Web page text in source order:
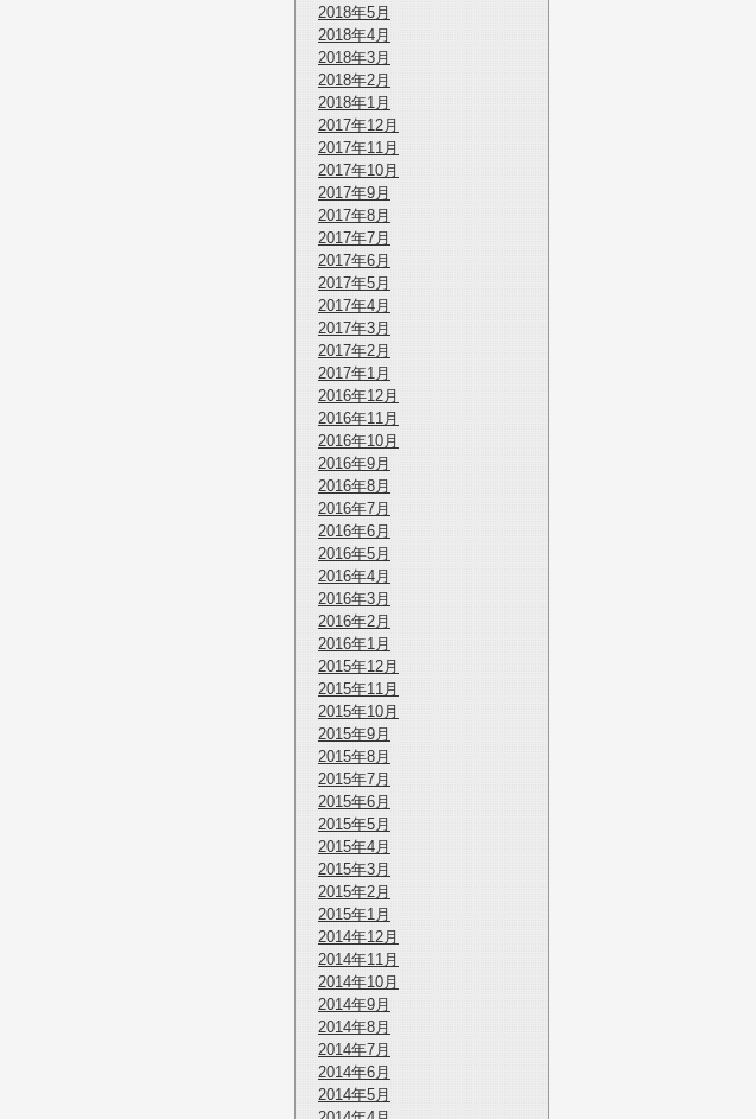
2018年5月
2018年4月
2018年3月
2018年2月
2018年1月
2017年12月
2017年11月
2017年10月
2017年9月
2017年8月
2017年7月
2017年6月
2017年5月
2017年4月
2017年3月
2017年2月
2017年1月
2016年12月
2016年11月
2016年10月
2016年9月
2016年8月
2016年7月
2016年6月
2016年5月
2016年4月
2016年3月
2016年2月
2016年1月
2015年12月
2015年11月
2015年10月
2015年9月
2015年8月
2015年7月
2015年6月
2015年5月
2015年4月
2015年3月
2015年2月
2015年1月
2014年12月
2014年11月
2014年10月
2014年9月
2014年8月
2014年7月
2014年6月
2014年5月